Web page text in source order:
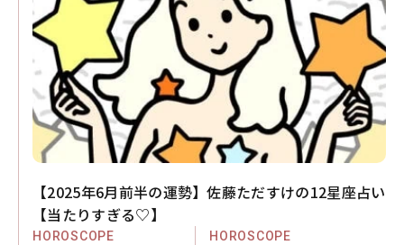
【2025年6月前半の運勢】佐藤ただすけの12星座占い
【当たりすぎる♡】
HOROSCOPE HOROSCOPE